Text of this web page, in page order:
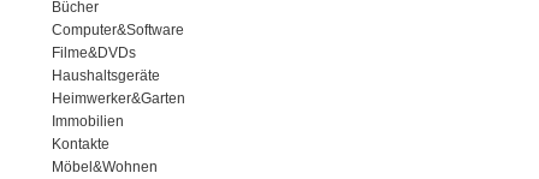
Bücher
Computer&Software
Filme&DVDs
Haushaltsgeräte
Heimwerker&Garten
Immobilien
Kontakte
Möbel&Wohnen